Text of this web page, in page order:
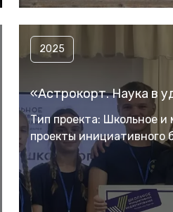
2025
«Астрокорт. Наука в
Тип проекта: Школьное
проекты инициативного